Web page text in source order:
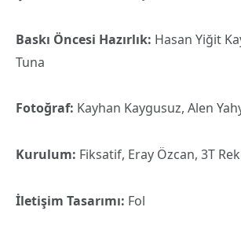
Baskı Öncesi Hazırlık: Hasan Yiğit
Tuna
Fotoğraf: Kayhan Kaygusuz, Alen
Kurulum: Fiksatif, Eray Özcan, 3T
İletişim Tasarımı: Fol